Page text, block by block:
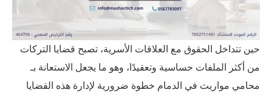
حين تتداخل الحقوق مع العلاقات الأسرية، تصبح قضايا التركات
من أكثر الملفات حساسية وتعقيدًا، وهو ما يجعل الاستعانة بـ
محامي مواريث في الدمام خطوة ضرورية لإدارة هذه القضايا